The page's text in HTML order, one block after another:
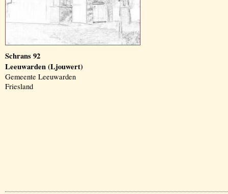
Schrans 92
Leeuwarden (Ljouwert)
Gemeente Leeuwarden
Friesland